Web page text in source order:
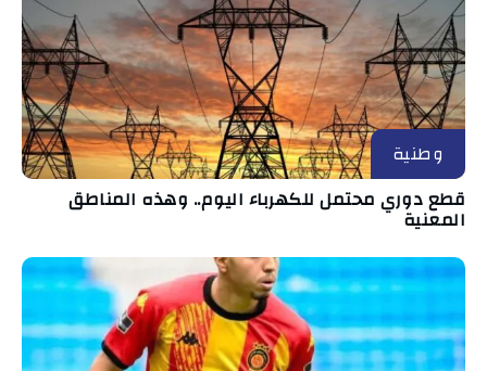
وطنية
قطع دوري محتمل للكهرباء اليوم.. وهذه المناطق
المعنية